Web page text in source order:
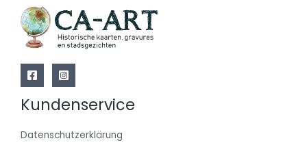
Kundenservice
Datenschutzerklärung